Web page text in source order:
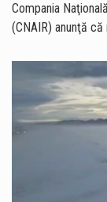
Compania
(CNAIR) anunţă